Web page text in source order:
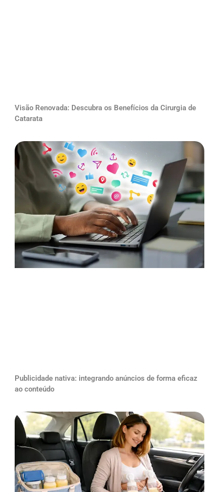
Visão Renovada: Descubra os Benefícios da Cirurgia de
Catarata
Publicidade nativa: integrando anúncios de forma eficaz
ao conteúdo